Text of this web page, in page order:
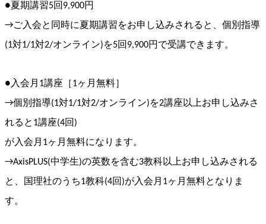
●夏期講習5回9,900円
→ご入会と同時に夏期講習をお申し込みされると、個別指導
(1対1/1対2/オンライン)を5回9,900円で受講できます。
●入会月1講座［1ヶ月無料］
→個別指導(1対1/1対2/オンライン)を2講座以上お申し込みさ
れると1講座(4回)
が入会月1ヶ月無料になります。
→AxisPLUS(中学生)の英数を含む3教科以上お申し込みされる
と、 国理社のうち1教科(4回)が入会月1ヶ月無料となりま
す。